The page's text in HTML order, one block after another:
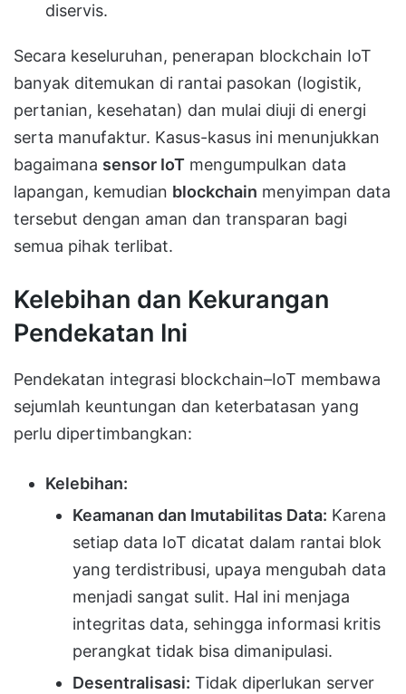
diservis.
Secara keseluruhan, penerapan blockchain IoT
banyak ditemukan di rantai pasokan (logistik,
pertanian, kesehatan) dan mulai diuji di energi
serta manufaktur. Kasus-kasus ini menunjukkan
bagaimana sensor IoT mengumpulkan data
lapangan, kemudian blockchain menyimpan data
tersebut dengan aman dan transparan bagi
semua pihak terlibat.
Kelebihan dan Kekurangan
Pendekatan Ini
Pendekatan integrasi blockchain–IoT membawa
sejumlah keuntungan dan keterbatasan yang
perlu dipertimbangkan:
Kelebihan:
Keamanan dan Imutabilitas Data: Karena
setiap data IoT dicatat dalam rantai blok
yang terdistribusi, upaya mengubah data
menjadi sangat sulit. Hal ini menjaga
integritas data, sehingga informasi kritis
perangkat tidak bisa dimanipulasi.
Desentralisasi: Tidak diperlukan server